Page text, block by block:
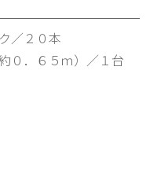
／２０本
０．６５ｍ）／１台